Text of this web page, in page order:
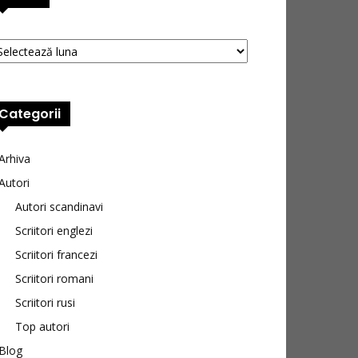
Autori scandinavi
Scriitori englezi
Scriitori francezi
Scriitori romani
Scriitori rusi
Top autori